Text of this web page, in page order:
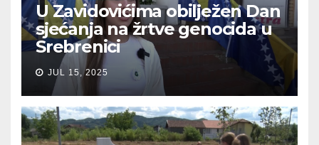
U Zavidovićima obilježen Dan
sjećanja na žrtve genocida u
Srebrenici
JUL 15, 2025